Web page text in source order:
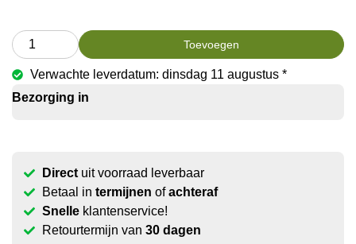
Toevoegen
Verwachte leverdatum: dinsdag 11 augustus *
Bezorging in
Directuit voorraad leverbaar
Betaal in termijnen ofachteraf
Snelleklantenservice!
Retourtermijn van 30 dagen